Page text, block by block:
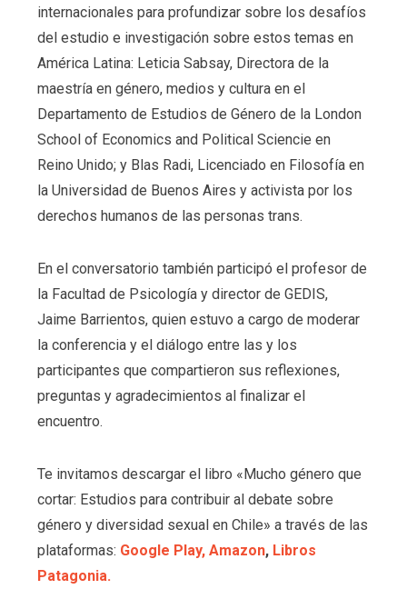
internacionales para profundizar sobre los desafíos
del estudio e investigación sobre estos temas en
América Latina: Leticia Sabsay, Directora de la
maestría en género, medios y cultura en el
Departamento de Estudios de Género de la London
School of Economics and Political Sciencie en
Reino Unido; y Blas Radi, Licenciado en Filosofía en
la Universidad de Buenos Aires y activista por los
derechos humanos de las personas trans.
En el conversatorio también participó el profesor de
la Facultad de Psicología y director de GEDIS,
Jaime Barrientos, quien estuvo a cargo de moderar
la conferencia y el diálogo entre las y los
participantes que compartieron sus reflexiones,
preguntas y agradecimientos al finalizar el
encuentro.
Te invitamos descargar el libro «Mucho género que
cortar: Estudios para contribuir al debate sobre
género y diversidad sexual en Chile» a través de las
plataformas: Google Play, Amazon,Libros
Patagonia.